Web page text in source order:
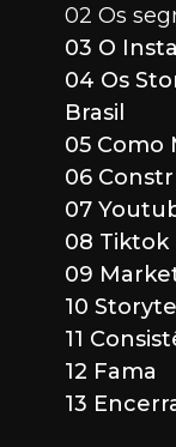
02 Os
03 O
04 Os
Brasil
05 Como
06
07
08 Tiktok
09
10
11
12 Fama
13